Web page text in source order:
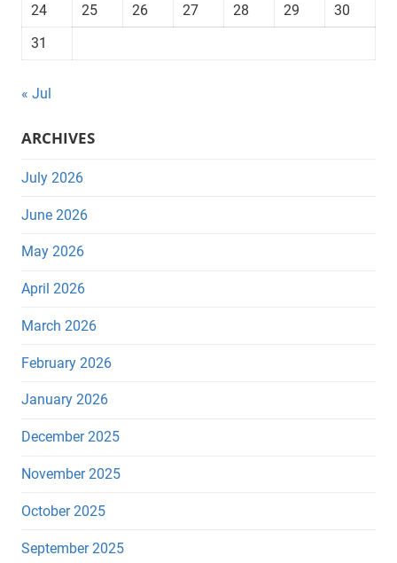
24
25 26 27 28 29
30
31
« Jul
ARCHIVES
July 2026
June 2026
May 2026
April 2026
March 2026
February 2026
January 2026
December 2025
November 2025
October 2025
September 2025